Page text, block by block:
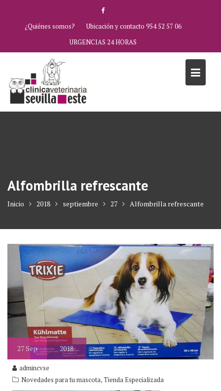
contenido¿Quiénes somos?
Ubicación y contacto 954 52 57 06
URGENCIAS 24 HORAS
Alfombrilla refrescante
Inicio 2018 septiembre 27 Alfombrilla refrescante
27Sep 2018
admincvse
Novedades para tu mascota,Tienda Especializada